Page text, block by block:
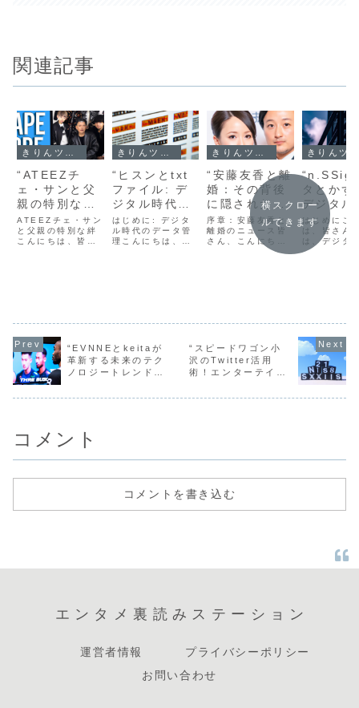
関連記事
“ATEEZチ
ェ・サンと父
親の特別な絆:
K-POPスター
の家族愛を探
る”
ATEEZチェ・サン
と父親の特別な絆
こんにちは、皆さ
います。 サンは、
その才能と努力で
K-POP界を席巻し
ていますが、彼の
成...
“ヒスンとtxt
ファイル: デ
ジタル時代の
効率的なデー
タ管理方法”
はじめに: デジタ
ル時代のデータ管
理こんにちは、皆
これらのファイル
理において非常に
重要な役割を果た
しています...
“安藤友香と離
婚：その背後
に隠された真
実とは？”
序章：安藤友香と
離婚のニュース皆
さん、こんにち
は。今日は、最近
藤さんといえば、
多くの人々を魅了
してきた人物です
が、そのプライベ
ー...
タとかず
デジタル
での革新
コラボレ
ョン”
はじめにこ
は、皆さん
は、デジタ
での革新的
ィに焦点を
みましょう
n.SSignカ
はまず、
カズ...
横スクロー
ルできます
“EVNNEとkeitaが
革新する未来のテク
ノロジートレンドに
“スピードワゴン小
沢のTwitter活用
術！エンターテイメ
の魅力”
コメント
コメントを書き込む
エンタメ裏読みステーション
運営者情報
プライバシーポリシー
お問い合わせ